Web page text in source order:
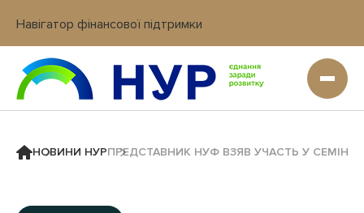
Навігатор фінансової підтримки
Вхід в кабінет IT платформи
НОВИНИ НУРПРЕДСТАВНИК НУФ ВЗЯВ УЧАСТЬ У